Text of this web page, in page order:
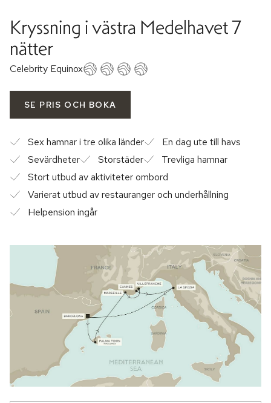
Kryssning i västra Medelhavet 7
nätter
Celebrity Equinox
SE PRIS OCH BOKA
Sex hamnar i tre olika länder
En dag ute till havs
Sevärdheter
Storstäder
Trevliga hamnar
Stort utbud av aktiviteter ombord
Varierat utbud av restauranger och underhållning
Helpension ingår